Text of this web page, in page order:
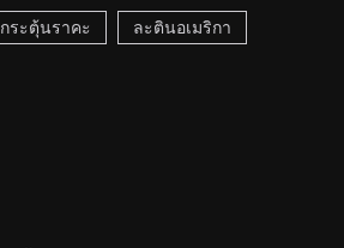
กระตุ้นราคะ ละตินอเมริกา